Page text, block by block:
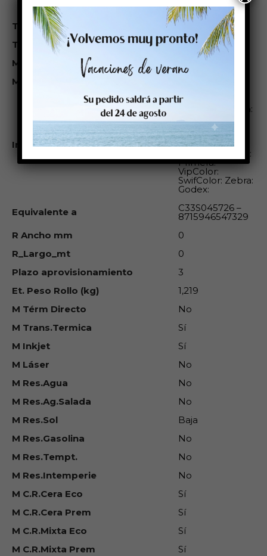
demanda.
Temperatura de aplicación (°C)
>0ºC
Temperatura de servicio (°C)
de -20 a + 80ºC
M Adhesión Inicial
18 N/25mm
M Adhesión Final
Impresoras compatibles
Éste rollo es
compatible con:
Serie A+, Serie
Hermes, Serie
Squix Epson
Colorwork: Sato:
Primera:
VipColor:
SwifColor: Zebra:
Godex:
Equivalente a
C33S045726 –
8715946547329
R Ancho mm
0
R_Largo_mt
0
Plazo aprovisionamiento
3
Et. Peso Rollo (kg)
1,219
M Térm Directo
No
M Trans.Termica
Sí
M Inkjet
Sí
M Láser
No
M Res.Agua
No
M Res.Ag.Salada
No
M Res.Sol
Baja
M Res.Gasolina
No
M Res.Tempt.
No
M Res.Intemperie
No
M C.R.Cera Eco
Sí
M C.R.Cera Prem
Sí
M C.R.Mixta Eco
Sí
M C.R.Mixta Prem
Sí